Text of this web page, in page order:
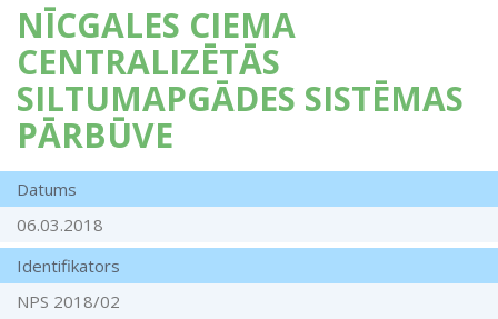
NĪCGALES CIEMA
CENTRALIZĒTĀS
SILTUMAPGĀDES SISTĒMAS
PĀRBŪVE
Datums
06.03.2018
Identifikators
NPS 2018/02